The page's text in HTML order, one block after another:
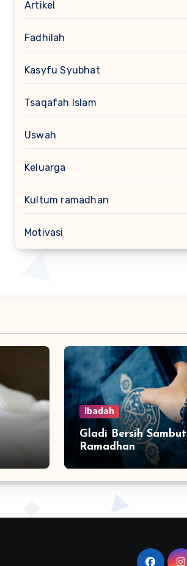
Artikel
Fadhilah
Kasyfu Syubhat
Tsaqafah Islam
Uswah
Keluarga
Kultum ramadhan
Motivasi
Ibadah
Gladi Bersih Sambut
Ramadhan